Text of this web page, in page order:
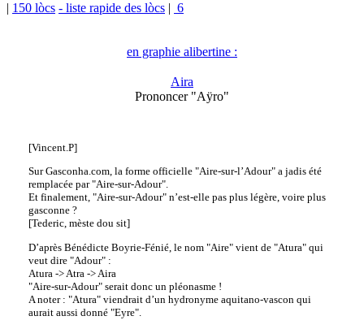
| 150 lòcs - liste rapide des lòcs | 6
en graphie alibertine :
Aira
Prononcer "Aÿro"
[Vincent.P]
Sur Gasconha.com, la forme officielle "Aire-sur-l’Adour" a jadis été
remplacée par "Aire-sur-Adour".
Et finalement, "Aire-sur-Adour" n’est-elle pas plus légère, voire plus
gasconne ?
[Tederic, mèste dou sit]
D’après Bénédicte Boyrie-Fénié, le nom "Aire" vient de "Atura" qui
veut dire "Adour" :
Atura -> Atra -> Aira
"Aire-sur-Adour" serait donc un pléonasme !
A noter : "Atura" viendrait d’un hydronyme aquitano-vascon qui
aurait aussi donné "Eyre".